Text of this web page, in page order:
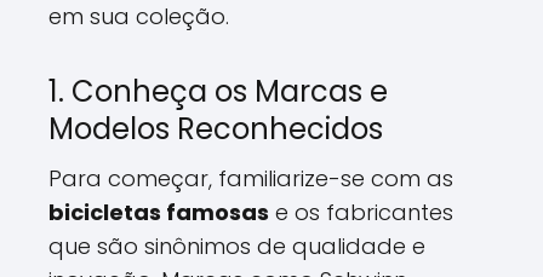
em sua coleção.
1. Conheça os Marcas e
Modelos Reconhecidos
Para começar, familiarize-se com as
bicicletas famosas e os fabricantes
que são sinônimos de qualidade e